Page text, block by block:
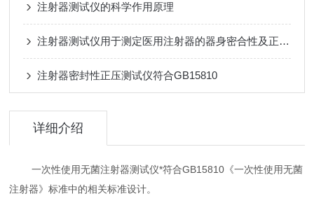
注射器测试仪的科学作用原理
注射器测试仪用于测定医用注射器的器身密合性及正压物理特性
注射器密封性正压测试仪符合GB15810
详细介绍
一次性使用无菌注射器测试仪*符合GB15810《一次性使用无菌
注射器》标准中的相关标准设计。